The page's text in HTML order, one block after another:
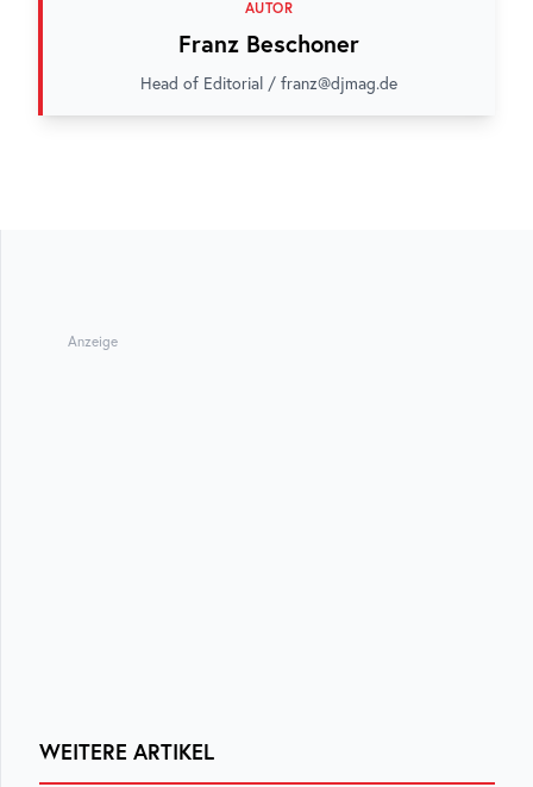
AUTOR
Franz Beschoner
Head of Editorial / franz@djmag.de
Anzeige
WEITERE ARTIKEL